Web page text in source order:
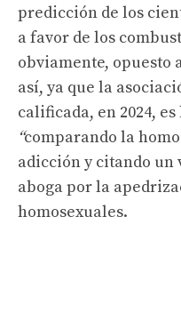
predicción de los
a favor de los
obviamente, opuesto
así, ya que la
calificada, en 2024,
“comparando la
adicción y citando un
aboga por la
homosexuales.